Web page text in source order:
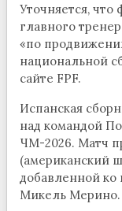
Уточняется, что
главного
«по
национальной
сайте FPF.
Испанская
над командой
ЧМ-2026. Матч
(американский
добавленной ко
Микель Мерино.